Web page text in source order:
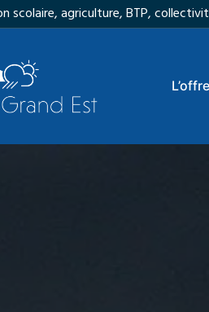
scolaire, agriculture, BTP,